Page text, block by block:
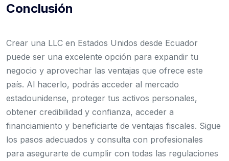
Conclusión
Crear una LLC en Estados Unidos desde Ecuador
puede ser una excelente opción para expandir tu
negocio y aprovechar las ventajas que ofrece este
país. Al hacerlo, podrás acceder al mercado
estadounidense, proteger tus activos personales,
obtener credibilidad y confianza, acceder a
financiamiento y beneficiarte de ventajas fiscales. Sigue
los pasos adecuados y consulta con profesionales
para asegurarte de cumplir con todas las regulaciones